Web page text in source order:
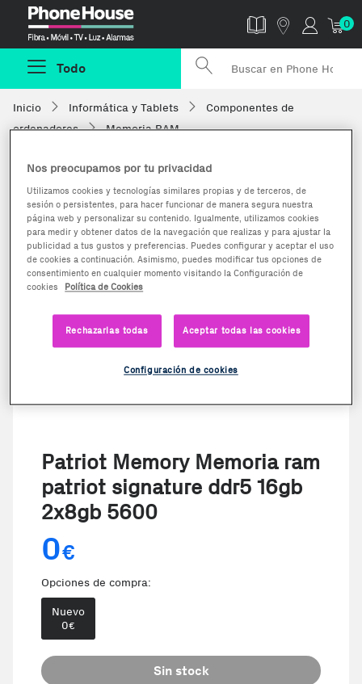
0
Todo
Inicio Informática y Tablets
Componentes de
ordenadores
Memoria RAM
Patriot Memory Memoria ram
patriot signature ddr5 16gb
2x8gb 5600
0€
Opciones de compra:
Nuevo
0€
Sin stock
Nos preocupamos por tu privacidad
Utilizamos cookies y tecnologías similares propias y de terceros, de
sesión o persistentes, para hacer funcionar de manera segura nuestra
página web y personalizar su contenido. Igualmente, utilizamos cookies
para medir y obtener datos de la navegación que realizas y para ajustar la
publicidad a tus gustos y preferencias. Puedes configurar y aceptar el uso
de cookies a continuación. Asimismo, puedes modificar tus opciones de
consentimiento en cualquier momento visitando la Configuración de
cookies
Política de Cookies
Rechazarlas todas Aceptar todas las cookies
Configuración de cookies